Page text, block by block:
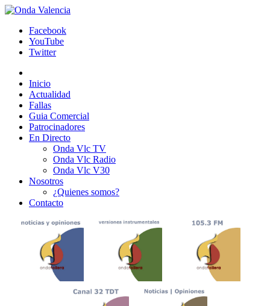
Facebook
YouTube
Twitter
Inicio
Actualidad
Fallas
Guia Comercial
Patrocinadores
En Directo
Onda Vlc TV
Onda Vlc Radio
Onda Vlc V30
Nosotros
¿Quienes somos?
Contacto